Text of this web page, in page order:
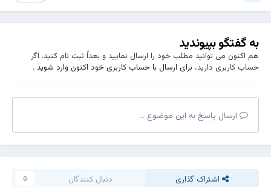
به گفتگو بپیوندید
هم اکنون می توانید مطلب خود را ارسال نمایید و بعداً ثبت نام کنید. اگر
حساب کاربری دارید، برای ارسال با حساب کاربری خود اکنون وارد شوید.
ارسال پاسخ به این موضوع ...
اشتراک گذاری دنبال کنندگان 0